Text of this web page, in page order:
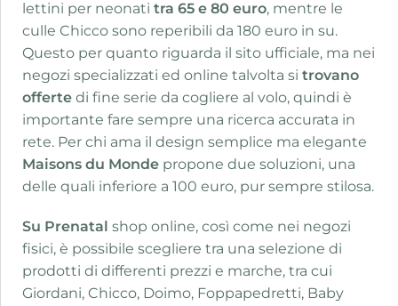
lettini per neonati tra 65 e 80 euro, mentre le
culle Chicco sono reperibili da 180 euro in su.
Questo per quanto riguarda il sito ufficiale, ma nei
negozi specializzati ed online talvolta si trovano
offerte di fine serie da cogliere al volo, quindi è
importante fare sempre una ricerca accurata in
rete. Per chi ama il design semplice ma elegante
Maisons du Monde propone due soluzioni, una
delle quali inferiore a 100 euro, pur sempre stilosa.
Su Prenatal shop online, così come nei negozi
fisici, è possibile scegliere tra una selezione di
prodotti di differenti prezzi e marche, tra cui
Giordani, Chicco, Doimo, Foppapedretti, Baby